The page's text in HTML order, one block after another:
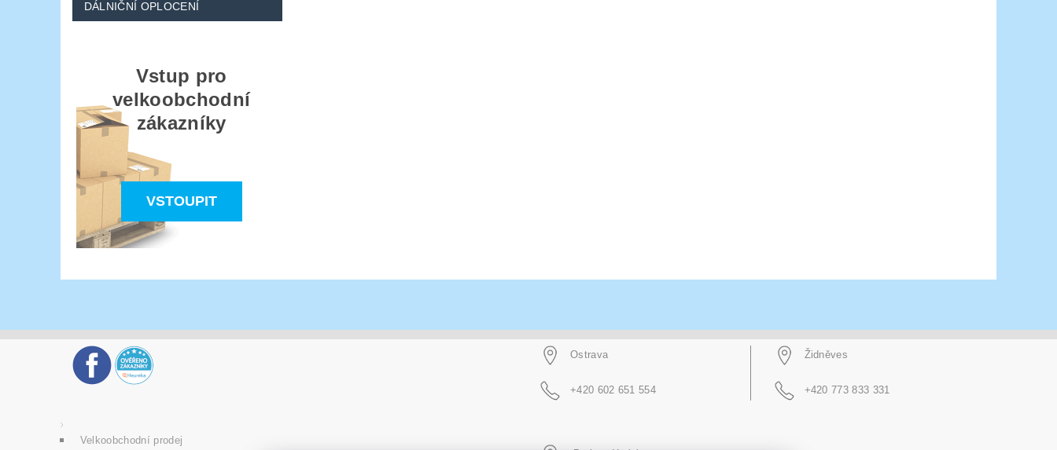
DÁLNIČNÍ OPLOCENÍ
Vstup pro
velkoobchodní
zákazníky
VSTOUPIT
Ostrava
+420 602 651 554
Židněves
+420 773 833 331
Velkoobchodní prodej